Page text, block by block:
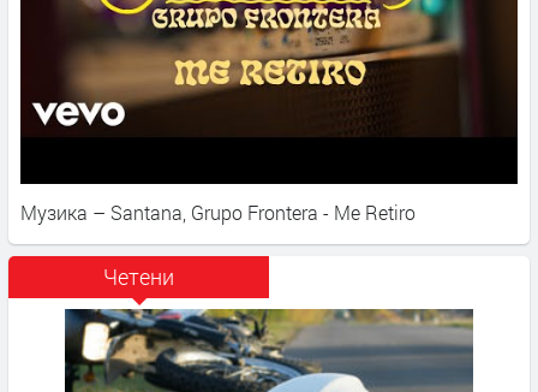
Музика – Santana, Grupo Frontera - Me Retiro
Четени